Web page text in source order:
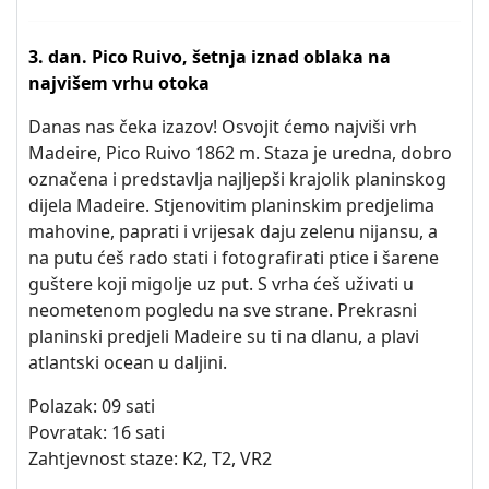
3. dan. Pico Ruivo, šetnja iznad oblaka na
najvišem vrhu otoka
Danas nas čeka izazov! Osvojit ćemo najviši vrh
Madeire, Pico Ruivo 1862 m. Staza je uredna, dobro
označena i predstavlja najljepši krajolik planinskog
dijela Madeire. Stjenovitim planinskim predjelima
mahovine, paprati i vrijesak daju zelenu nijansu, a
na putu ćeš rado stati i fotografirati ptice i šarene
guštere koji migolje uz put. S vrha ćeš uživati u
neometenom pogledu na sve strane. Prekrasni
planinski predjeli Madeire su ti na dlanu, a plavi
atlantski ocean u daljini.
Polazak: 09 sati
Povratak: 16 sati
Zahtjevnost staze: K2, T2, VR2